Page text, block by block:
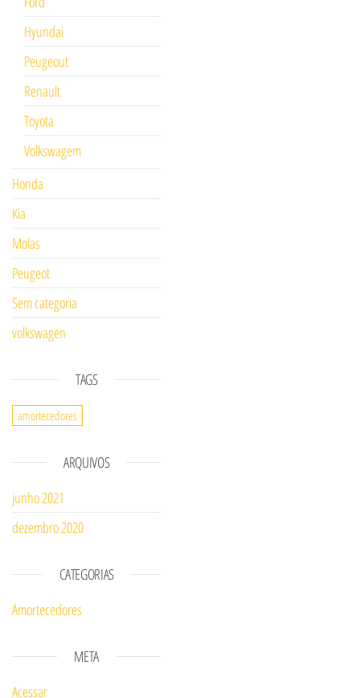
Hyundai
Peugeout
Renault
Toyota
Volkswagem
Honda
Kia
Molas
Peugeot
Sem categoria
volkswagen
TAGS
amortecedores
ARQUIVOS
junho 2021
dezembro 2020
CATEGORIAS
Amortecedores
META
Acessar